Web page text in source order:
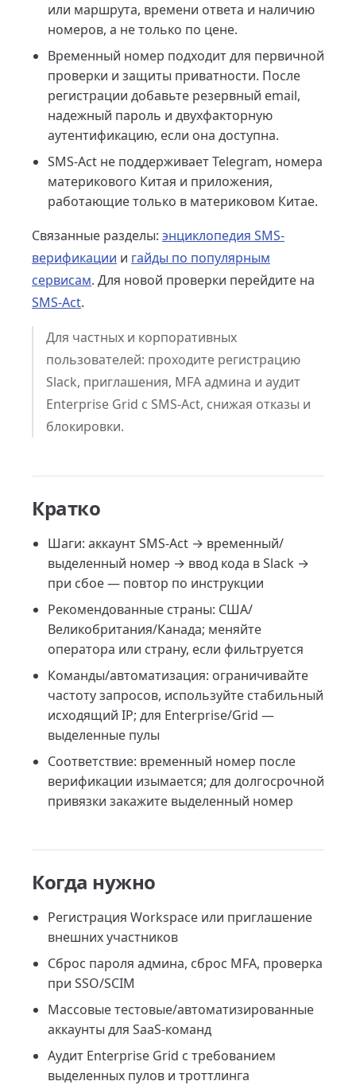
или маршрута, времени ответа и наличию
номеров, а не только по цене.
Временный номер подходит для первичной
проверки и защиты приватности. После
регистрации добавьте резервный email,
надежный пароль и двухфакторную
аутентификацию, если она доступна.
SMS-Act не поддерживает Telegram, номера
материкового Китая и приложения,
работающие только в материковом Китае.
Связанные разделы: энциклопедия SMS-
верификации и гайды по популярным
сервисам. Для новой проверки перейдите на
SMS-Act.
Для частных и корпоративных
пользователей: проходите регистрацию
Slack, приглашения, MFA админа и аудит
Enterprise Grid с SMS-Act, снижая отказы и
блокировки.
Кратко
Шаги: аккаунт SMS-Act → временный/
выделенный номер → ввод кода в Slack →
при сбое — повтор по инструкции
Рекомендованные страны: США/
Великобритания/Канада; меняйте
оператора или страну, если фильтруется
Команды/автоматизация: ограничивайте
частоту запросов, используйте стабильный
исходящий IP; для Enterprise/Grid —
выделенные пулы
Соответствие: временный номер после
верификации изымается; для долгосрочной
привязки закажите выделенный номер
Когда нужно
Регистрация Workspace или приглашение
внешних участников
Сброс пароля админа, сброс MFA, проверка
при SSO/SCIM
Массовые тестовые/автоматизированные
аккаунты для SaaS-команд
Аудит Enterprise Grid с требованием
выделенных пулов и троттлинга